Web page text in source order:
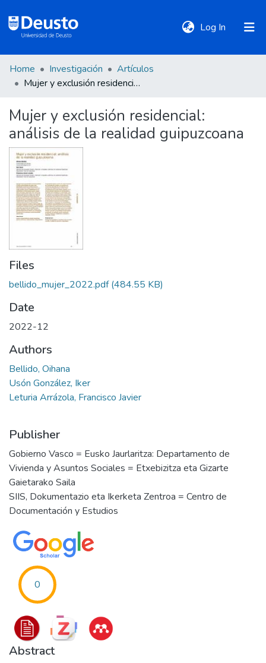
Log In (current)
DeustoTeka
Communities
&
Collections
All of DSpace
Statistics
Policies
Home Investigación
Artículos
Mujer y exclusión residencial: análisis de la realidad guipuzcoana
Mujer y exclusión residencial:
análisis de la realidad guipuzcoana
Files
bellido_mujer_2022.pdf(484.55 KB)
Date
2022-12
Authors
Bellido, Oihana
Usón González, Iker
Leturia Arrázola, Francisco Javier
Publisher
Gobierno Vasco = Eusko Jaurlaritza: Departamento de
Vivienda y Asuntos Sociales = Etxebizitza eta Gizarte
Gaietarako Saila
SIIS, Dokumentazio eta Ikerketa Zentroa = Centro de
Documentación y Estudios
0
Abstract